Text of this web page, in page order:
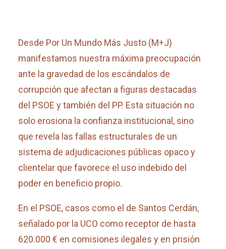
Desde Por Un Mundo Más Justo (M+J)
manifestamos nuestra máxima preocupación
ante la gravedad de los escándalos de
corrupción que afectan a figuras destacadas
del PSOE y también del PP. Esta situación no
solo erosiona la confianza institucional, sino
que revela las fallas estructurales de un
sistema de adjudicaciones públicas opaco y
clientelar que favorece el uso indebido del
poder en beneficio propio.
En el PSOE, casos como el de Santos Cerdán,
señalado por la UCO como receptor de hasta
620.000 € en comisiones ilegales y en prisión